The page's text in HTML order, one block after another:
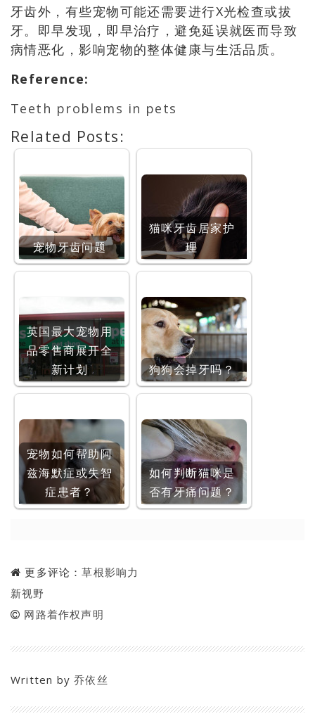
牙齿外，有些宠物可能还需要进行X光检查或拔
牙。即早发现，即早治疗，避免延误就医而导致
病情恶化，影响宠物的整体健康与生活品质。
Reference:
Teeth problems in pets
Related Posts:
宠物牙齿问题
猫咪牙齿居家护
理
英国最大宠物用
品零售商展开全
新计划
狗狗会掉牙吗？
宠物如何帮助阿
兹海默症或失智
症患者？
如何判断猫咪是
否有牙痛问题？
更多评论：草根影响力
新视野
网路着作权声明
Written by乔依丝